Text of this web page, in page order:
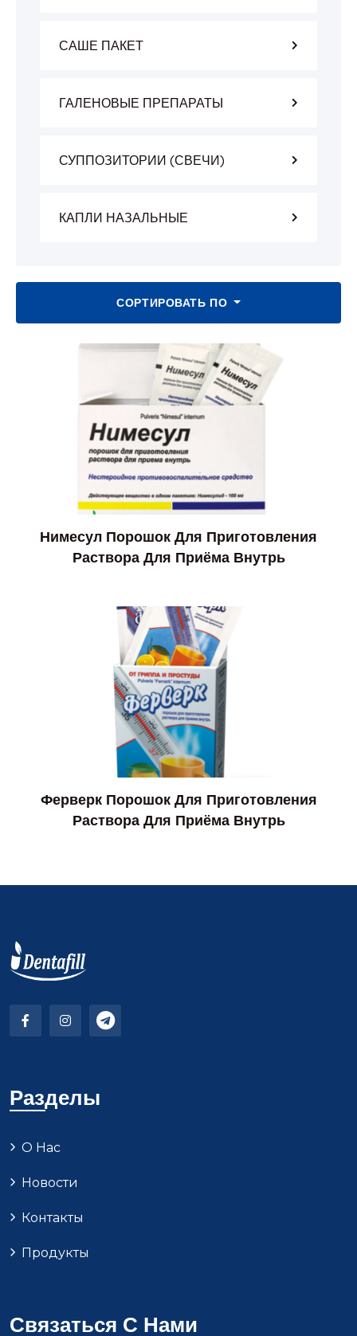
САШЕ ПАКЕТ
ГАЛЕНОВЫЕ ПРЕПАРАТЫ
СУППОЗИТОРИИ (СВЕЧИ)
КАПЛИ НАЗАЛЬНЫЕ
СОРТИРОВАТЬ ПО
Нимесул Порошок Для Приготовления
Раствора Для Приёма Внутрь
Ферверк Порошок Для Приготовления
Раствора Для Приёма Внутрь
Разделы
О Нас
Новости
Контакты
Продукты
Связаться С Нами